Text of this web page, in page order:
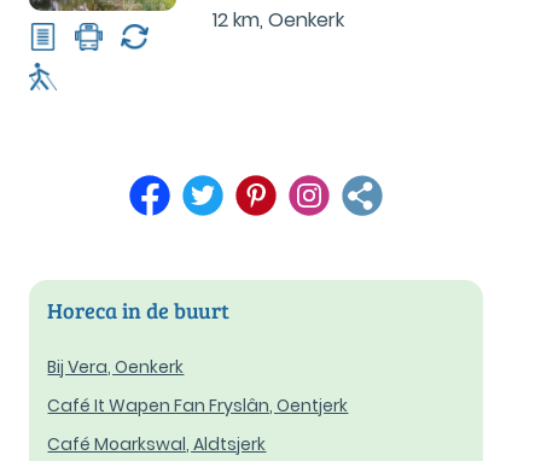
12 km,Oenkerk
Horeca in de buurt
Bij Vera, Oenkerk
Café It Wapen Fan Fryslân, Oentjerk
Café Moarkswal, Aldtsjerk